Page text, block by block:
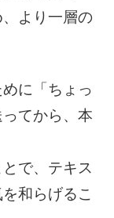
より一層の
に「ちょっ
てから、本
で、テキス
和らげるこ